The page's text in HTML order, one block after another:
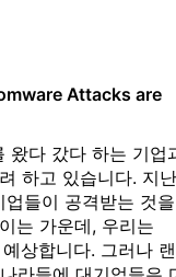
Attacks are
왔다 갔다 하는 기업
하고 있습니다. 지
들이 공격받는 것
는 가운데, 우리는
상합니다. 그러나